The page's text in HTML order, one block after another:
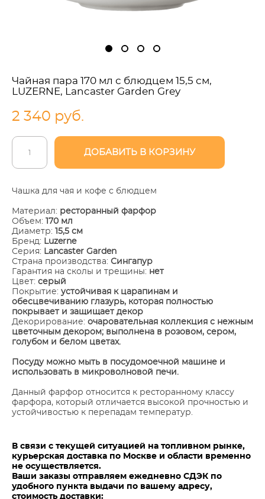
Чайная пара 170 мл с блюдцем 15,5 см,
LUZERNE, Lancaster Garden Grey
2 340 pуб.
ДОБАВИТЬ В КОРЗИНУ
Чашка для чая и кофе с блюдцем
Материал: ресторанный фарфор
Объем:
170 мл
Диаметр:
15,5 см
Бренд: Luzerne
Серия: Lancaster Garden
Страна производства: Сингапур
Гарантия на сколы и трещины: нет
Цвет: серый
Покрытие: устойчивая к царапинам и
обесцвечиванию глазурь, которая полностью
покрывает и защищает декор
Декорирование: очаровательная коллекция с нежным
цветочным декором; выполнена в розовом, сером,
голубом и белом цветах.
Посуду можно мыть в посудомоечной машине и
использовать в микроволновой печи.
Данный фарфор относится к ресторанному классу
фарфора, который отличается высокой прочностью и
устойчивостью к перепадам температур.
В связи с текущей ситуацией на топливном рынке,
курьерская доставка по Москве и области временно
не осуществляется.
Ваши заказы отправляем ежедневно СДЭК по
удобного пункта выдачи по вашему адресу,
стоимость доставки: